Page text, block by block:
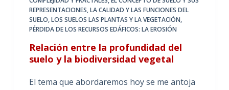
REPRESENTACIONES,LA CALIDAD Y LAS FUNCIONES DEL
SUELO,LOS SUELOS LAS PLANTAS Y LA VEGETACIÓN,
PÉRDIDA DE LOS RECURSOS EDÁFICOS: LA EROSIÓN
Relación entre la profundidad del
suelo y la biodiversidad vegetal
El tema que abordaremos hoy se me antoja